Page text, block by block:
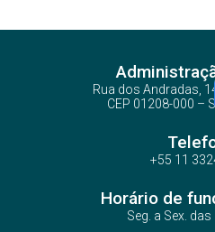
Rua dos Andradas,
CEP 01208-000 –
+55 11
Horário de
Seg. a Sex.